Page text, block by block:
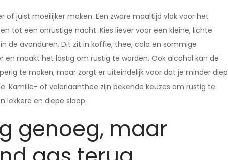
of juist moeilijker maken. Een zware maaltijd vlak voor het
tot een onrustige nacht. Kies liever voor een kleine, lichte
de avonduren. Dit zit in koffie, thee, cola en sommige
en maakt het lastig om rustig te worden. Ook alcohol kan de
te maken, maar zorgt er uiteindelijk voor dat je minder diep
Kamille- of valeriaanthee zijn bekende keuzes om rustig te
lekkere en diepe slaap.
genoeg, maar